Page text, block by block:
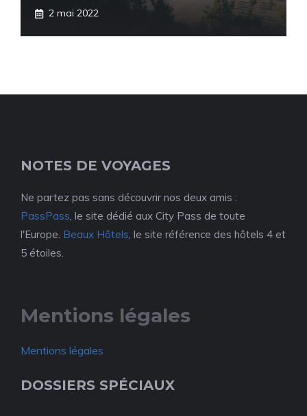
2 mai 2022
NOTES DE VOYAGES
Ne partez pas sans découvrir nos deux amis :
PassPass, le site dédié aux City Pass de toute
l'Europe. Beaux Hôtels, le site référence des hôtels 4 et
5 étoiles.
Mentions légales
Mentions légales
DOSSIERS SPÉCIAUX